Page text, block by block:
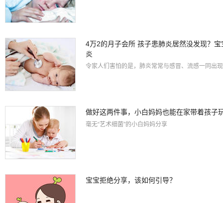
4万2的月子会所 孩子患肺炎居然没发现？
炎
令家人们害怕的是，肺炎常常与感冒、流感一同出
做好这两件事，小白妈妈也能在家带着孩子
毫无“艺术细菌”的小白妈妈分享
宝宝拒绝分享，该如何引导？